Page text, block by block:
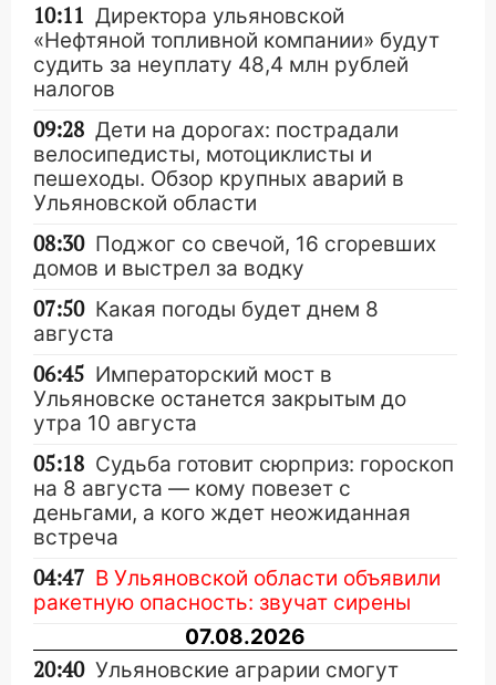
10:11 Директора ульяновской
«Нефтяной топливной компании» будут
судить за неуплату 48,4 млн рублей
налогов
09:28 Дети на дорогах: пострадали
велосипедисты, мотоциклисты и
пешеходы. Обзор крупных аварий в
Ульяновской области
08:30 Поджог со свечой, 16 сгоревших
домов и выстрел за водку
07:50 Какая погоды будет днем 8
августа
06:45 Императорский мост в
Ульяновске останется закрытым до
утра 10 августа
05:18 Судьба готовит сюрприз: гороскоп
на 8 августа — кому повезет с
деньгами, а кого ждет неожиданная
встреча
04:47 В Ульяновской области объявили
ракетную опасность: звучат сирены
07.08.2026
20:40 Ульяновские аграрии смогут